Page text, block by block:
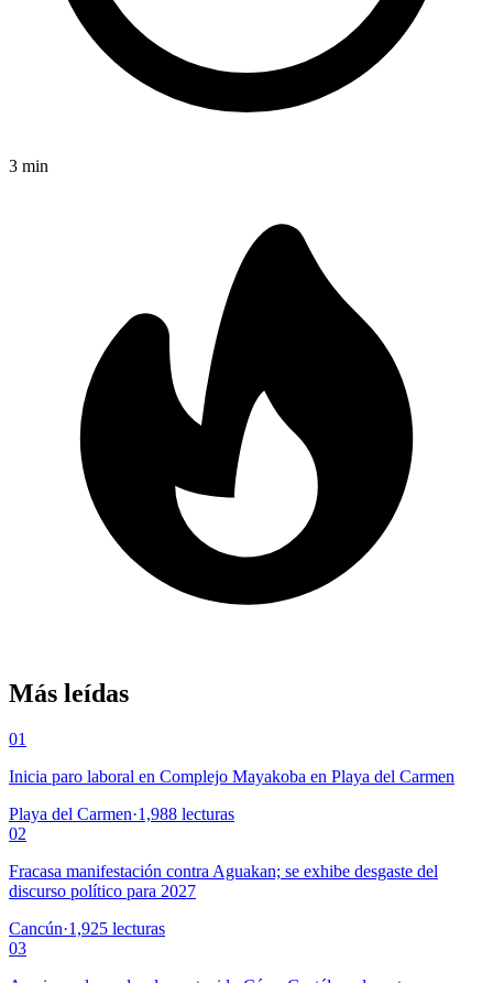
3 min
Más leídas
01
Inicia paro laboral en Complejo Mayakoba en Playa del Carmen
Playa del Carmen·1,988 lecturas
02
Fracasa manifestación contra Aguakan; se exhibe desgaste del
discurso político para 2027
Cancún·1,925 lecturas
03